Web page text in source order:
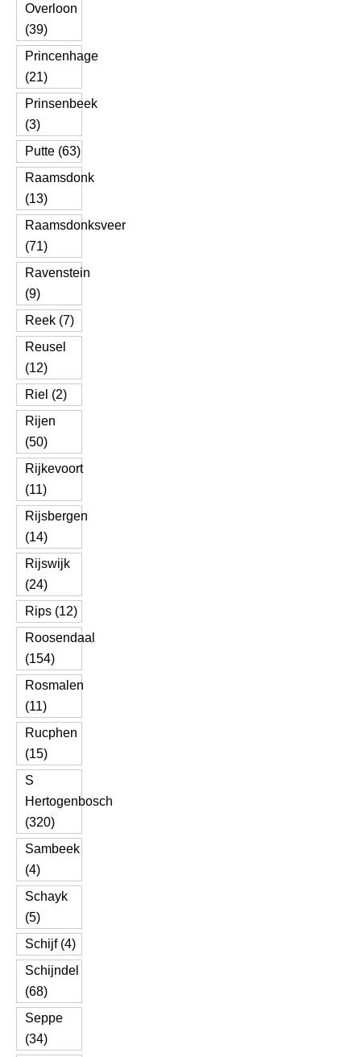
Overloon
(39)
Princenhage
(21)
Prinsenbeek
(3)
Putte (63)
Raamsdonk
(13)
Raamsdonksveer
(71)
Ravenstein
(9)
Reek (7)
Reusel
(12)
Riel (2)
Rijen
(50)
Rijkevoort
(11)
Rijsbergen
(14)
Rijswijk
(24)
Rips (12)
Roosendaal
(154)
Rosmalen
(11)
Rucphen
(15)
S
Hertogenbosch
(320)
Sambeek
(4)
Schayk
(5)
Schijf (4)
Schijndel
(68)
Seppe
(34)